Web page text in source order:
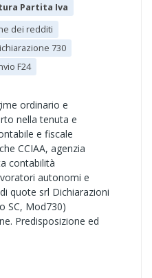
Partita Iva
dei redditi
730
F24
ordinario e
nella tenuta e
e fiscale
CCIAA, agenzia
contabilità
autonomi e
quote srl Dichiarazioni
SC, Mod730)
Predisposizione ed